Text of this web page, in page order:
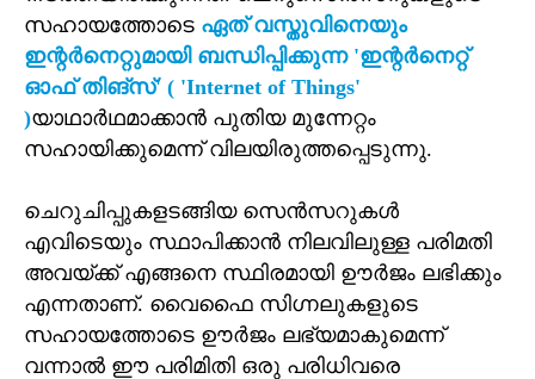
സഹായത്തോടെ ഏത് വസ്തുവിനെയും
ഇന്റര്‍നെറ്റുമായി ബന്ധിപ്പിക്കുന്ന 'ഇന്റര്‍നെറ്റ്
ഓഫ് തിങ്‌സ്' ( 'Internet of Things'
)യാഥാര്‍ഥമാക്കാന്‍ പുതിയ മുന്നേറ്റം
സഹായിക്കുമെന്ന് വിലയിരുത്തപ്പെടുന്നു.
ചെറുചിപ്പുകളടങ്ങിയ സെന്‍സറുകള്‍
എവിടെയും സ്ഥാപിക്കാന്‍ നിലവിലുള്ള പരിമതി
അവയ്ക്ക് എങ്ങനെ സ്ഥിരമായി ഊര്‍ജം ലഭിക്കും
എന്നതാണ്. വൈഫൈ സിഗ്നലുകളുടെ
സഹായത്തോടെ ഊര്‍ജം ലഭ്യമാകുമെന്ന്
വന്നാല്‍ ഈ പരിമിതി ഒരു പരിധിവരെ